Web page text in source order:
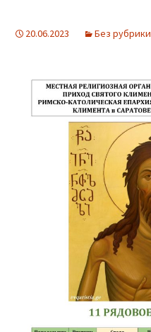
20.06.2023 Без рубрики